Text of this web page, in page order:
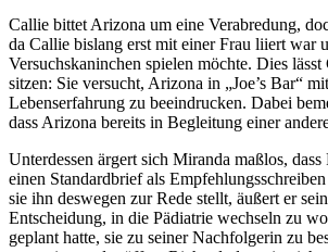
Callie bittet Arizona um eine Verabredung,
da Callie bislang erst mit einer Frau liiert war
Versuchskaninchen spielen möchte. Dies
sitzen: Sie versucht, Arizona in „Joe’s Bar“
Lebenserfahrung zu beeindrucken. Dabei
dass Arizona bereits in Begleitung einer
Unterdessen ärgert sich Miranda maßlos,
einen Standardbrief als
sie ihn deswegen zur Rede stellt, äußert er
Entscheidung, in die Pädiatrie wechseln zu
geplant hatte, sie zu seiner Nachfolgerin zu